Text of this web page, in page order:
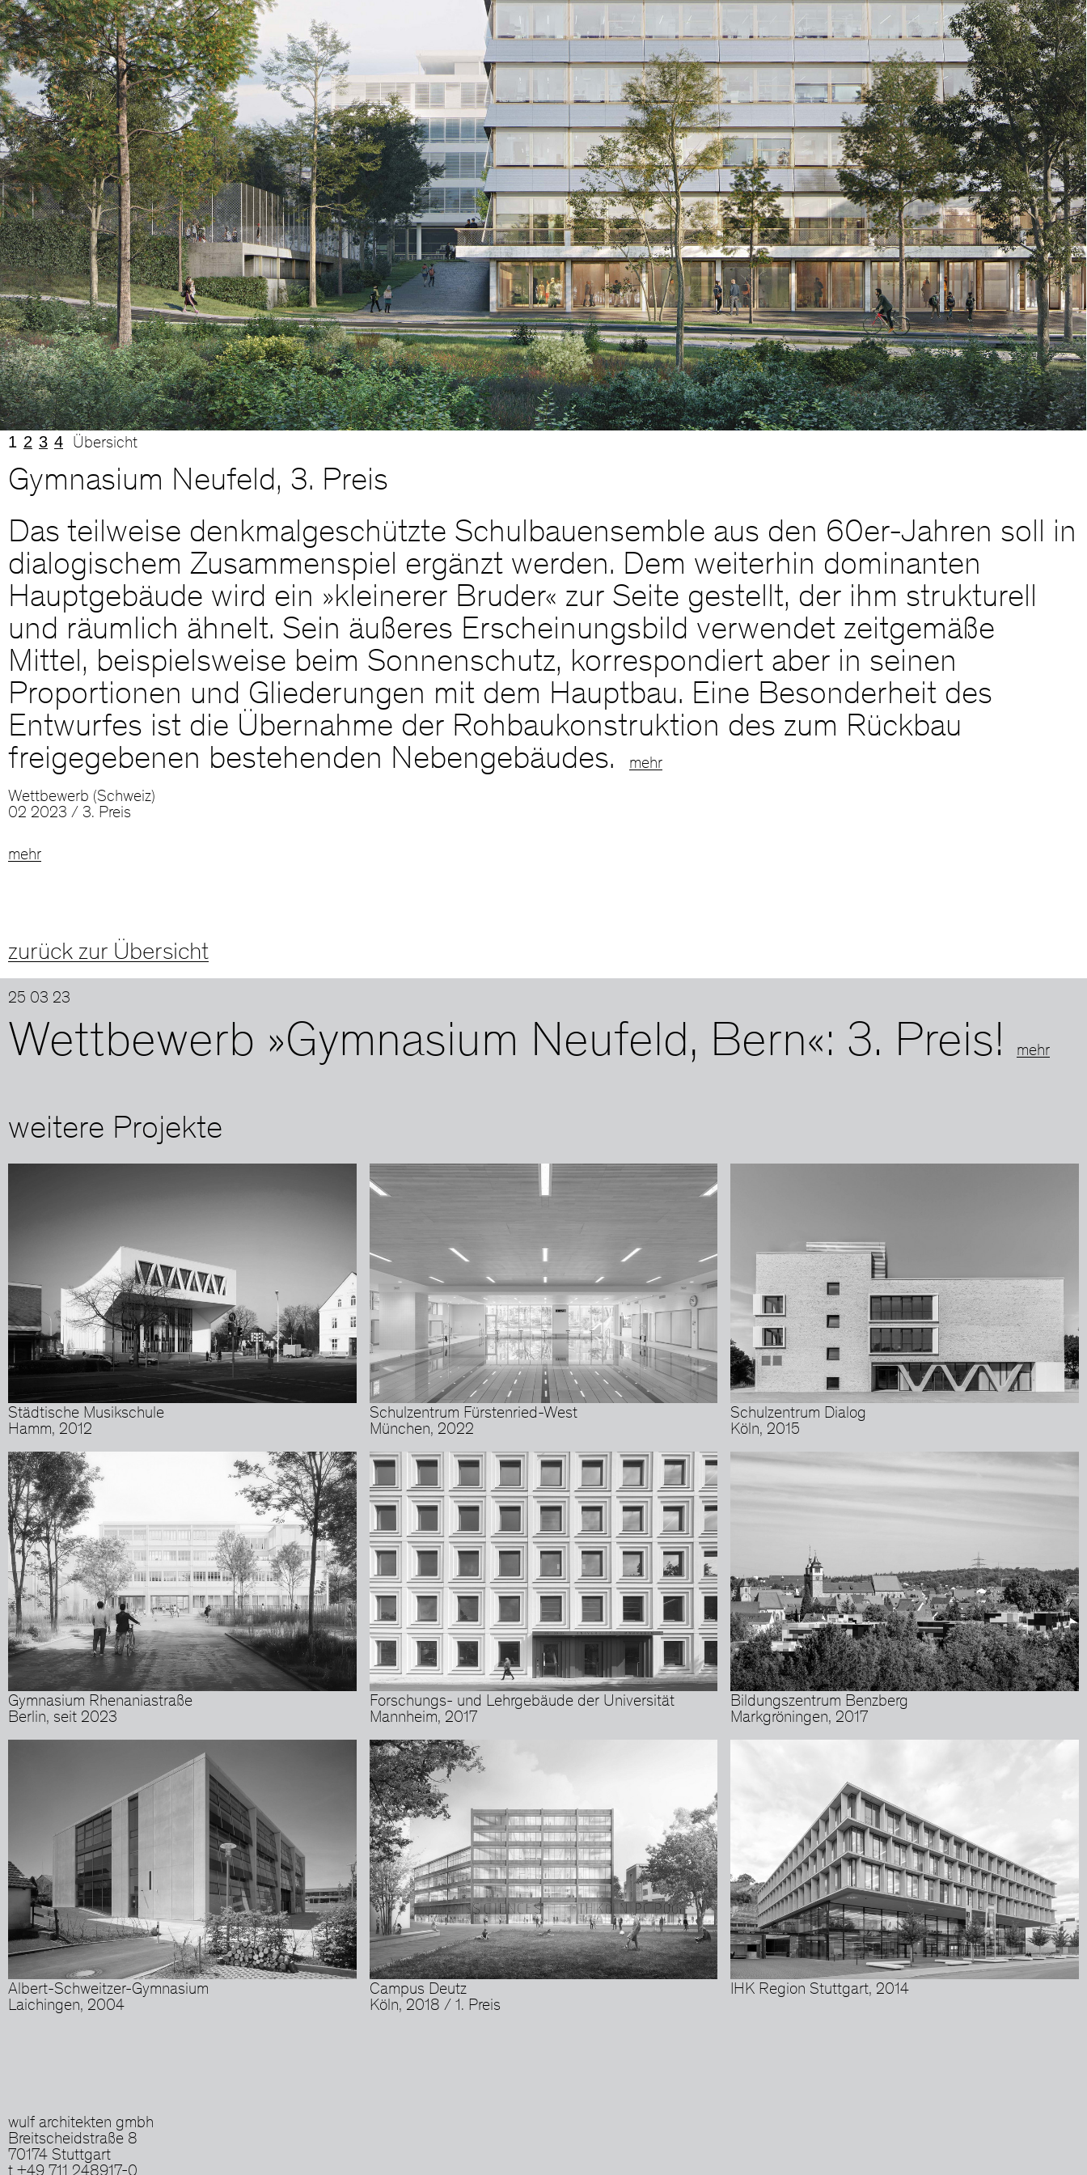
1 2 3 4 Übersicht
Gymnasium Neufeld, 3. Preis
Das teilweise denkmalgeschützte Schulbauensemble aus den 60er-Jahren soll in
dialogischem Zusammenspiel ergänzt werden. Dem weiterhin dominanten
Hauptgebäude wird ein »kleinerer Bruder« zur Seite gestellt, der ihm strukturell
und räumlich ähnelt. Sein äußeres Erscheinungsbild verwendet zeitgemäße
Mittel, beispielsweise beim Sonnenschutz, korrespondiert aber in seinen
Proportionen und Gliederungen mit dem Hauptbau. Eine Besonderheit des
Entwurfes ist die Übernahme der Rohbaukonstruktion des zum Rückbau
freigegebenen bestehenden Nebengebäudes.
mehr
Wettbewerb (Schweiz)
02 2023 / 3. Preis
mehr
zurück zur Übersicht
25 03 23
Wettbewerb »Gymnasium Neufeld, Bern«: 3. Preis! mehr
weitere Projekte
Städtische Musikschule
Hamm, 2012
Schulzentrum Fürstenried-West
München, 2022
Schulzentrum Dialog
Köln, 2015
Gymnasium Rhenaniastraße
Berlin, seit 2023
Forschungs- und Lehrgebäude der Universität
Mannheim, 2017
Bildungszentrum Benzberg
Markgröningen, 2017
Albert-Schweitzer-Gymnasium
Laichingen, 2004
Campus Deutz
Köln, 2018 / 1. Preis
IHK Region Stuttgart, 2014
wulf architekten gmbh
Breitscheidstraße 8
70174 Stuttgart